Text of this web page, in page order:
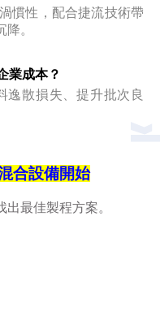
慣性，配合捷流技術帶
。
業成本？
逸散損失、提升批次良
合設備開始
最佳製程方案。